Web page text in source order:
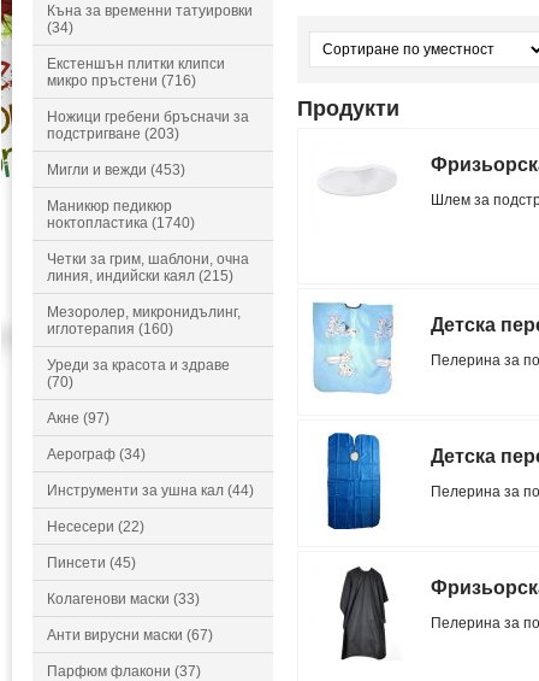
Къна за временни татуировки
(34)
Екстеншън плитки клипси
микро пръстени (716)
Ножици гребени бръсначи за
подстригване (203)
Мигли и вежди (453)
Маникюр педикюр
ноктопластика (1740)
Четки за грим, шаблони, очна
линия, индийски каял (215)
Мезоролер, микронидълинг,
иглотерапия (160)
Уреди за красота и здраве
(70)
Акне (97)
Аерограф (34)
Инструменти за ушна кал (44)
Несесери (22)
Пинсети (45)
Колагенови маски (33)
Анти вирусни маски (67)
Парфюм флакони (37)
Продукти
Шлем за
Детска
Пелерина за
Детска
Пелерина за
Пелерина за